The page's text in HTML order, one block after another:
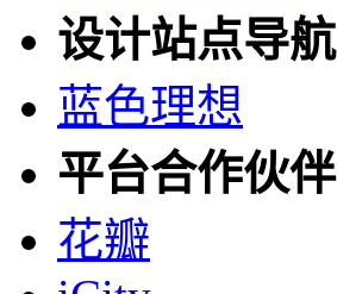
设计站点导航
蓝色理想
平台合作伙伴
花瓣